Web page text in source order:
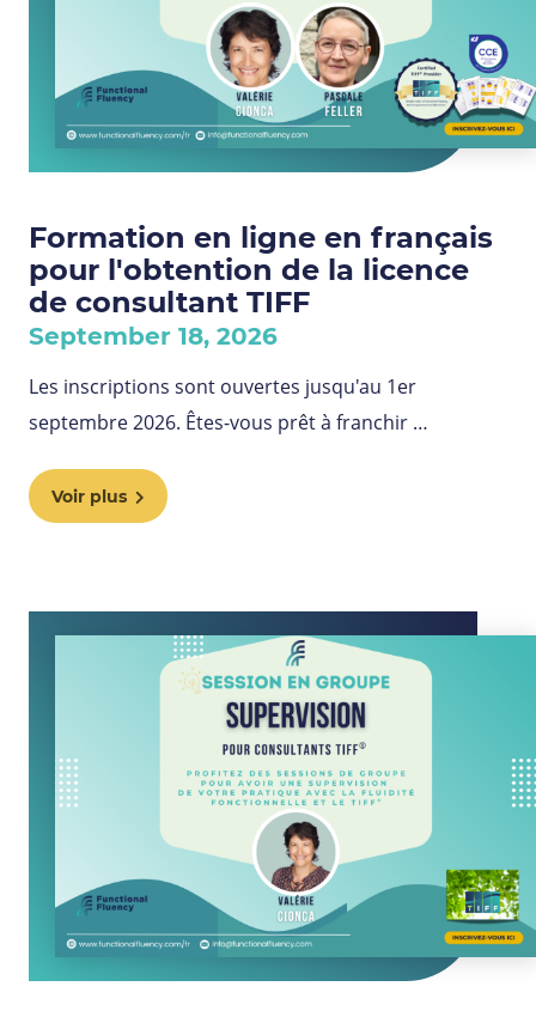
Formation en ligne en français
pour l'obtention de la licence
de consultant TIFF
September 18, 2026
Les inscriptions sont ouvertes jusqu'au 1er
septembre 2026. Êtes-vous prêt à franchir …
Voir plus